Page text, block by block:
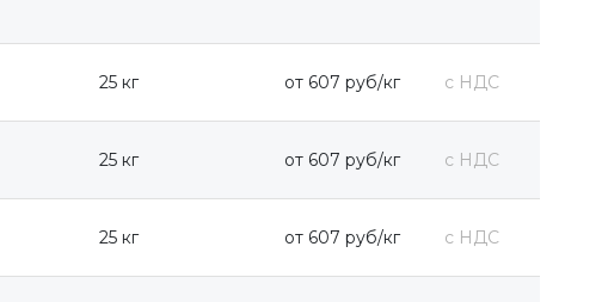
25 кг от 607 руб/кг с НДС
25 кг от 607 руб/кг с НДС
25 кг от 607 руб/кг с НДС